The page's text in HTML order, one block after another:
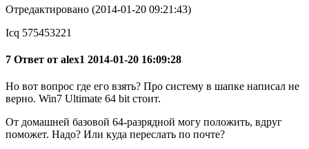
Отредактировано (2014-01-20 09:21:43)
Icq 575453221
7 Ответ от alex1 2014-01-20 16:09:28
Но вот вопрос где его взять? Про систему в шапке написал не
верно. Win7 Ultimate 64 bit стоит.
От домашней базовой 64-разрядной могу положить, вдруг
поможет. Надо? Или куда переслать по почте?